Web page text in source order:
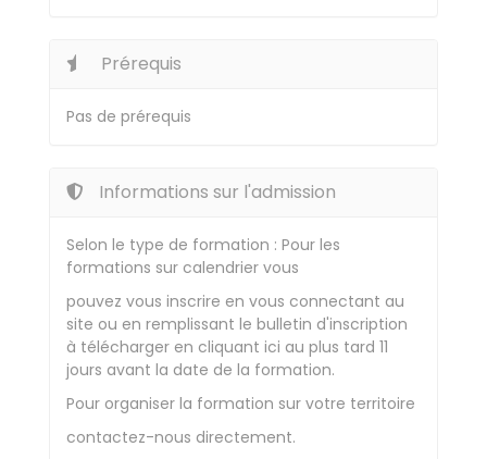
Prérequis
Pas de prérequis
Informations sur l'admission
Selon le type de formation : Pour les
formations sur calendrier vous
pouvez vous inscrire en vous connectant au
site ou en remplissant le bulletin d'inscription
à télécharger en cliquant ici au plus tard 11
jours avant la date de la formation.
Pour organiser la formation sur votre territoire
contactez-nous directement.